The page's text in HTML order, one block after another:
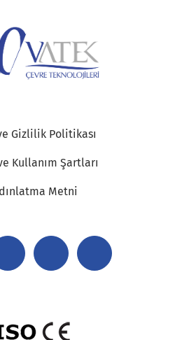
Gizlilik Politikası
Kullanım Şartları
Metni